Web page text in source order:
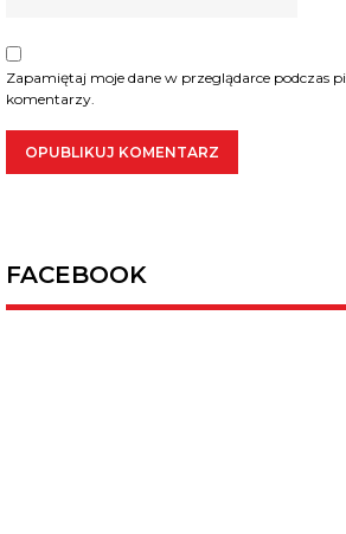
Zapamiętaj moje dane w przeglądarce podczas
komentarzy.
FACEBOOK